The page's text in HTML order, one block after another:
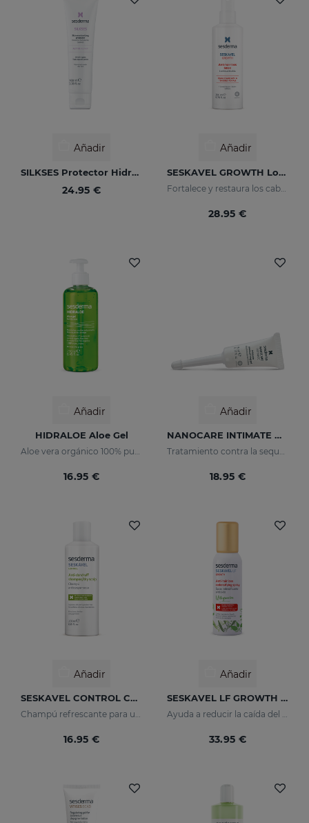
Añadir
SILKSES Protector Hidratante Cutáneo 100 Ml
24.95 €
Añadir
SESKAVEL GROWTH Loción Capilar Anticaída
Fortalece y restaura los cabellos más débiles activando su crecimiento
28.95 €
Añadir
HIDRALOE Aloe Gel
Aloe vera orgánico 100% puro
16.95 €
Añadir
NANOCARE INTIMATE Hidratante Íntimo 6X 5ML
Tratamiento contra la sequedad vaginal. Humecta y lubrica de forma inmediata y duradera.
18.95 €
Añadir
SESKAVEL CONTROL Champú Anticaspa - Seca
Champú refrescante para un cabello suelto y libre de caspa.
16.95 €
Añadir
SESKAVEL LF GROWTH Anti-Hair Loss Redensifying Spray
Ayuda a reducir la caída del cabello
33.95 €